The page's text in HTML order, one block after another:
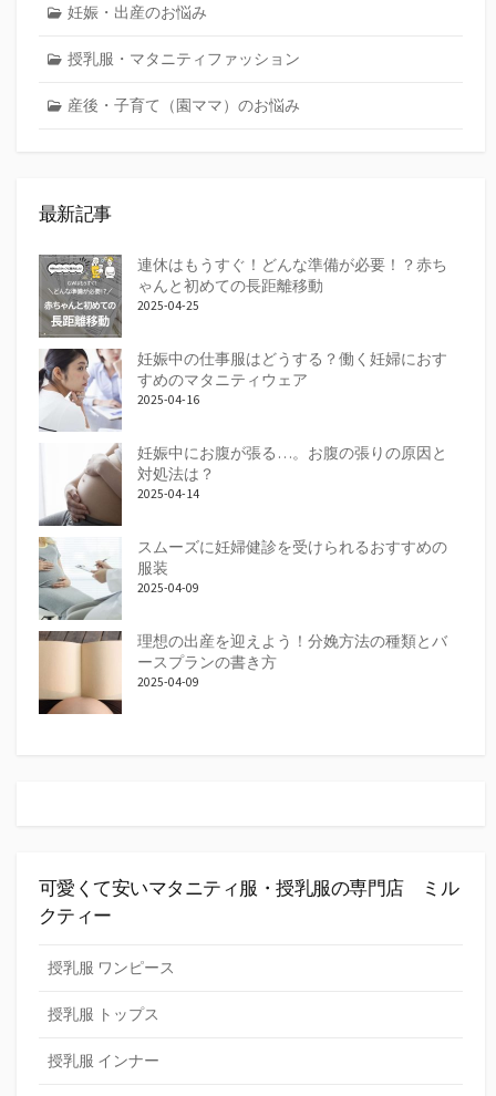
妊娠・出産のお悩み
授乳服・マタニティファッション
産後・子育て（園ママ）のお悩み
最新記事
連休はもうすぐ！どんな準備が必要！？赤ち
ゃんと初めての長距離移動
2025-04-25
妊娠中の仕事服はどうする？働く妊婦におす
すめのマタニティウェア
2025-04-16
妊娠中にお腹が張る…。お腹の張りの原因と
対処法は？
2025-04-14
スムーズに妊婦健診を受けられるおすすめの
服装
2025-04-09
理想の出産を迎えよう！分娩方法の種類とバ
ースプランの書き方
2025-04-09
可愛くて安いマタニティ服・授乳服の専門店 ミル
クティー
授乳服 ワンピース
授乳服 トップス
授乳服 インナー